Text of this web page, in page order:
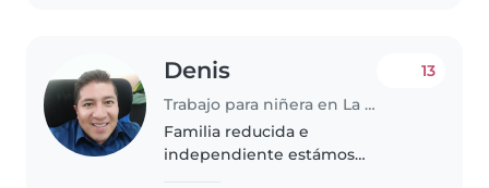
Denis
Trabajo para niñera en La Paz
13
Familia reducida e
independiente estámos